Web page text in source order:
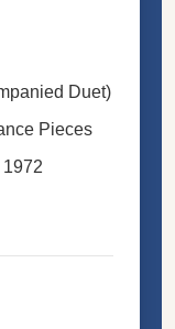
Duet)
Pieces
1972